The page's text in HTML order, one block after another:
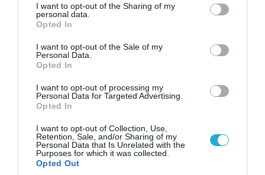
not limited to your visit or usage behaviour. You may click to
grant or deny consent to Google and its third-party tags to
use your data for below specified purposes in below Google
consent section.
I want to opt-out of the Sharing of my
personal data.
Opted In
I want to opt-out of the Sale of my
Personal Data.
Opted In
I want to opt-out of processing my
Personal Data for Targeted Advertising.
Opted In
I want to opt-out of Collection, Use,
Retention, Sale, and/or Sharing of my
Personal Data that Is Unrelated with the
Purposes for which it was collected.
Opted Out
07.08.2026 | 19:02
Απετράπη το εγχείρημα Ουκρανών για